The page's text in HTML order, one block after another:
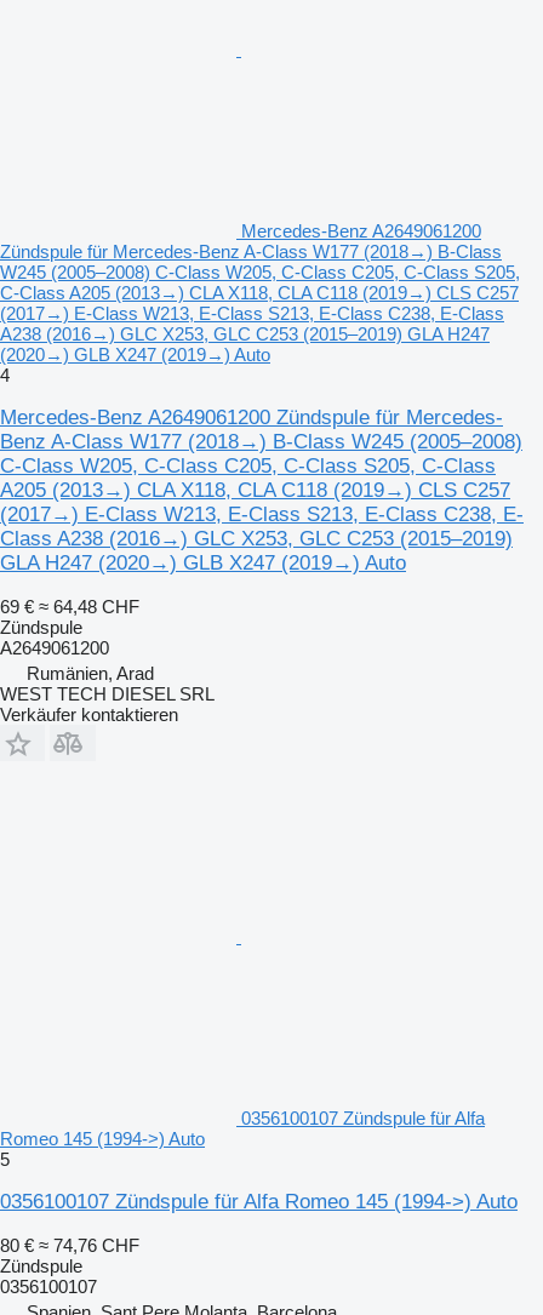
Mercedes-Benz A2649061200
Zündspule für Mercedes-Benz A-Class W177 (2018→) B-Class
W245 (2005–2008) C-Class W205, C-Class C205, C-Class S205,
C-Class A205 (2013→) CLA X118, CLA C118 (2019→) CLS C257
(2017→) E-Class W213, E-Class S213, E-Class C238, E-Class
A238 (2016→) GLC X253, GLC C253 (2015–2019) GLA H247
(2020→) GLB X247 (2019→) Auto
4
Mercedes-Benz A2649061200 Zündspule für Mercedes-
Benz A-Class W177 (2018→) B-Class W245 (2005–2008)
C-Class W205, C-Class C205, C-Class S205, C-Class
A205 (2013→) CLA X118, CLA C118 (2019→) CLS C257
(2017→) E-Class W213, E-Class S213, E-Class C238, E-
Class A238 (2016→) GLC X253, GLC C253 (2015–2019)
GLA H247 (2020→) GLB X247 (2019→) Auto
69 € ≈ 64,48 CHF
Zündspule
A2649061200
Rumänien, Arad
WEST TECH DIESEL SRL
Verkäufer kontaktieren
0356100107 Zündspule für Alfa
Romeo 145 (1994->) Auto
5
0356100107 Zündspule für Alfa Romeo 145 (1994->) Auto
80 € ≈ 74,76 CHF
Zündspule
0356100107